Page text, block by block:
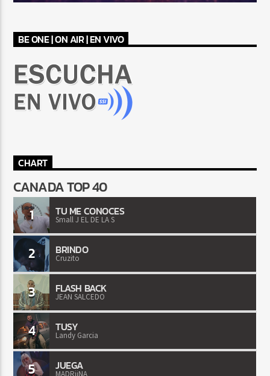
BE ONE | ON AIR | EN VIVO
CHART
CANADA TOP 40
1 TU ME CONOCES
Small J EL DE LA S
2 BRINDO
Cruzito
3 FLASH BACK
JEAN SALCEDO
4 TUSY
Landy Garcia
5 JUEGA
MADRiiNA